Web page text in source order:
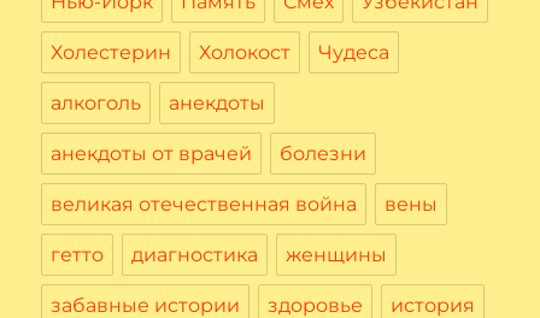
Холестерин Холокост Чудеса
алкоголь анекдоты
анекдоты от врачей болезни
великая отечественная война вены
гетто диагностика женщины
забавные истории здоровье история